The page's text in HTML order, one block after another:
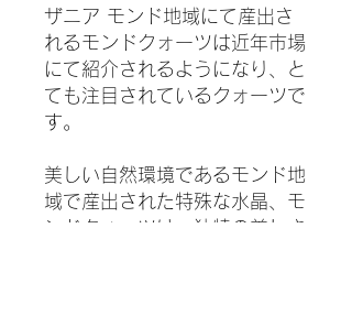
ザニア モンド地域にて産出さ
れるモンドクォーツは近年市場
にて紹介されるようになり、と
ても注目されているクォーツで
す。
美しい自然環境であるモンド地
域で産出された特殊な水晶、モ
ンドクォーツは、独特の美しさ